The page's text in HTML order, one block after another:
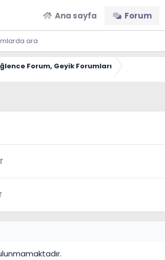
Ana sayfa Forum
ara
Forum, Geyik Forumları